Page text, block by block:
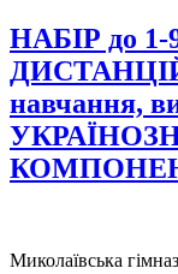
НАБІР до 1-
навчання,
Миколаївська